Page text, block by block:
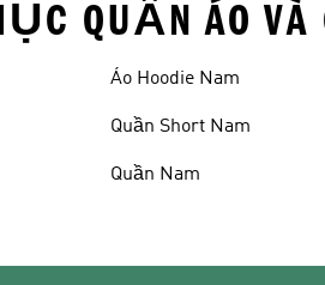
QUẦN ÁO VÀ
Áo Hoodie Nam
Quần Short Nam
Quần Nam